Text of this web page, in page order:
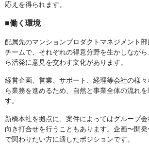
応えを得られます。
■働く環境
配属先のマンションプロダクトマネジメント
チームで、それぞれの得意分野を生かしなが
ら活発に意見を交わす文化があります。
経営企画、営業、サポート、経理等会社の様
ら業務を進めるため、自然と事業全体の流れ
す。
新橋本社を拠点に、案件によってはグループ
向き打合せを行うこともあります。企画〜開
で関わりたい方に適したポジションです。